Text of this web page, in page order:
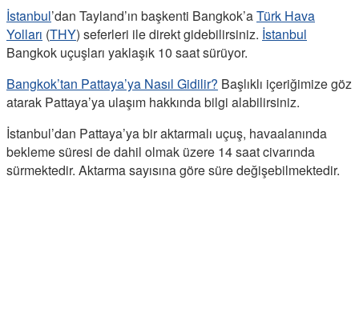
İstanbul’dan Tayland’ın başkenti Bangkok’aTürk Hava
Yolları (THY) seferleri ile direkt gidebilirsiniz. İstanbul
Bangkok uçuşları yaklaşık 10 saat sürüyor.
Bangkok’tan Pattaya’ya Nasıl Gidilir? Başlıklı içeriğimize göz
atarak Pattaya’ya ulaşım hakkında bilgi alabilirsiniz.
İstanbul’dan Pattaya’ya bir aktarmalı uçuş, havaalanında
bekleme süresi de dahil olmak üzere 14 saat civarında
sürmektedir. Aktarma sayısına göre süre değişebilmektedir.